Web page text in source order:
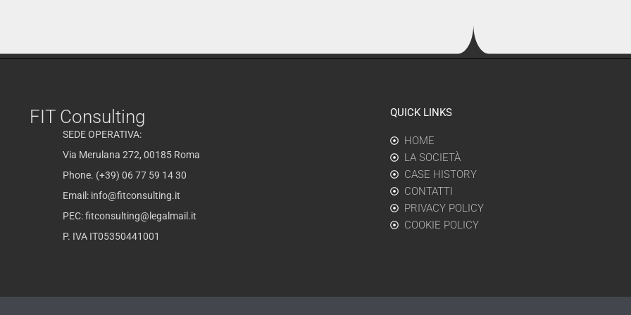
FIT Consulting
SEDE OPERATIVA:
Via Merulana 272, 00185 Roma
Phone. (+39) 06 77 59 14 30
Email: info@fitconsulting.it
PEC:fitconsulting@legalmail.it
P. IVA IT05350441001
QUICK LINKS
HOME
LA SOCIETÀ
CASE HISTORY
CONTATTI
PRIVACY POLICY
COOKIE POLICY